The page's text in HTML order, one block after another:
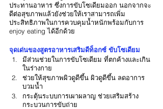
ประทานอาหาร ซึ่งการขับโซเดียมออก นอกจากจะ
ดีต่อสุขภาพแล้วยังช่วยให้เราสามารถเพิ่ม
ประสิทธิภาพในการควบคุมน้ำหนักพร้อมกับการ
enjoy eating ได้อีกด้วย
จุดเด่นของสูตรอาหารเสริมดีท็อกซ์ ขับโซเดียม
มีส่วนช่วยในการขับโซเดียม ที่ตกค้างและเกิน
ในร่างกาย
ช่วยให้สุขภาพผิวดูดีขึ้น ผิวดูดีขึ้น ลดอาการ
บวมน้ำ
กระตุ้นระบบการเผาผลาญ ช่วยเสริมสร้าง
กระบวนการขับถ่าย